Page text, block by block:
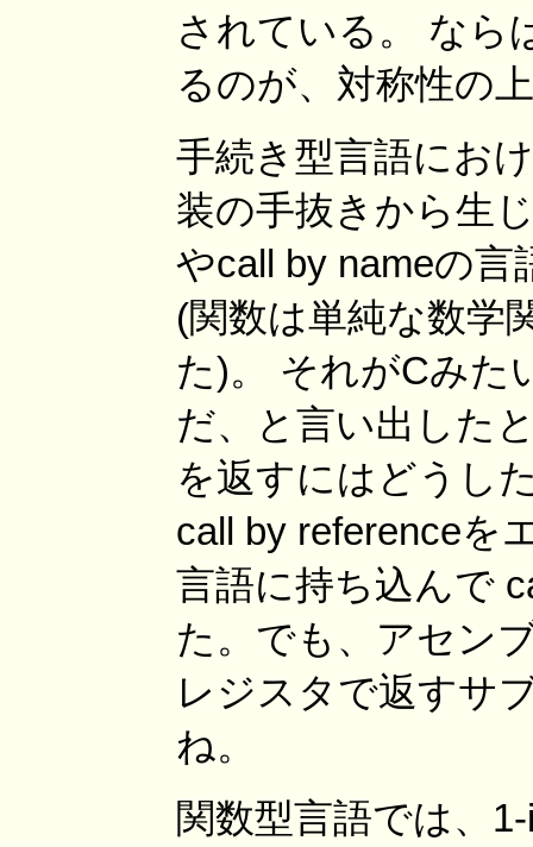
されている。 なら
るのが、対称性の
手続き型言語にお
装の手抜きから生
やcall by nameの
(関数は単純な数学
た)。 それがCみた
だ、と言い出した
を返すにはどうし
call by referenceを
言語に持ち込んで
た。でも、アセン
レジスタで返すサ
ね。
関数型言語では、